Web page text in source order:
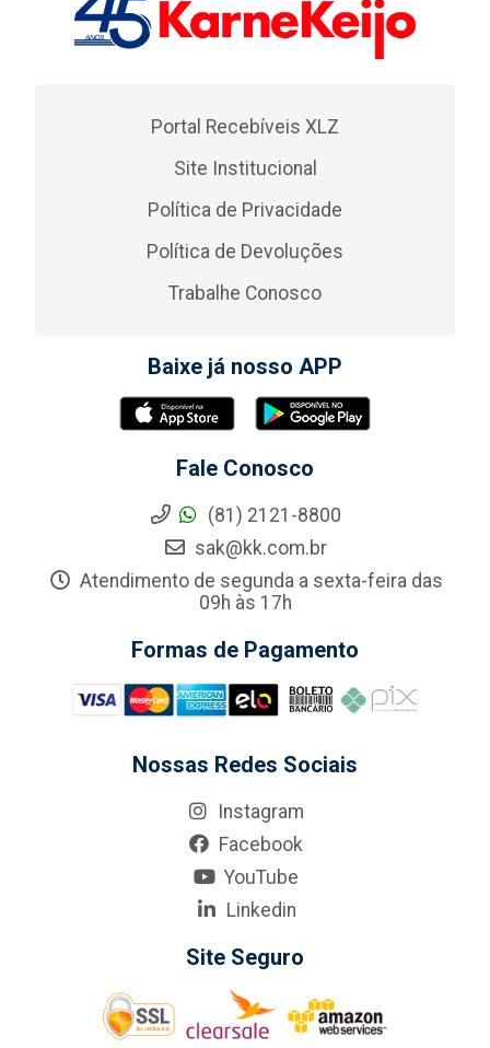
Portal Recebíveis XLZ
Site Institucional
Política de Privacidade
Política de Devoluções
Trabalhe Conosco
Baixe já nosso APP
Fale Conosco
(81) 2121-8800
sak@kk.com.br
Atendimento de segunda a sexta-feira das
09h às 17h
Formas de Pagamento
Nossas Redes Sociais
Instagram
Facebook
YouTube
Linkedin
Site Seguro